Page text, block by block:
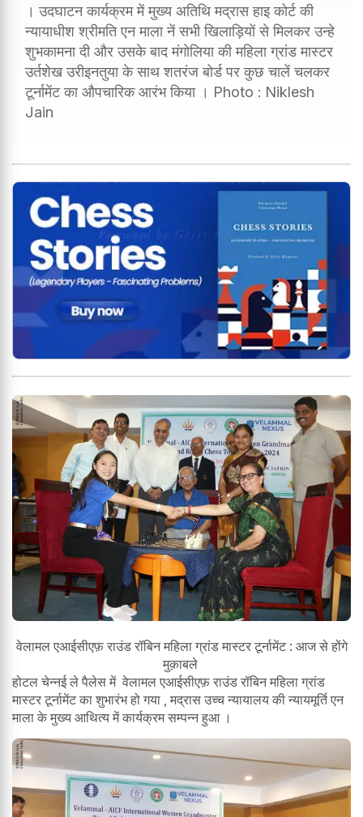
। उदघाटन कार्यक्रम में मुख्य अतिथि मद्रास हाइ कोर्ट की
न्यायाधीश श्रीमति एन माला नें सभी खिलाड़ियों से मिलकर उन्हे
शुभकामना दी और उसके बाद मंगोलिया की महिला ग्रांड मास्टर
उर्तशेख उरीइनतुया के साथ शतरंज बोर्ड पर कुछ चालें चलकर
टूर्नामेंट का औपचारिक आरंभ किया । Photo : Niklesh
Jain
वेलामल एआईसीएफ़ राउंड रॉबिन महिला ग्रांड मास्टर टूर्नामेंट : आज से होंगे
मुक़ाबले
होटल चेन्नई ले पैलेस में वेलामल एआईसीएफ़ राउंड रॉबिन महिला ग्रांड
मास्टर टूर्नामेंट का शुभारंभ हो गया , मद्रास उच्च न्यायालय की न्यायमूर्ति एन
माला के मुख्य आथित्य में कार्यक्रम सम्पन्न हुआ ।